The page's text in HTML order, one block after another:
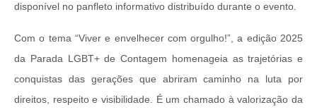
disponível no panfleto informativo distribuído durante o evento.
Com o tema “Viver e envelhecer com orgulho!”, a edição 2025
da Parada LGBT+ de Contagem homenageia as trajetórias e
conquistas das gerações que abriram caminho na luta por
direitos, respeito e visibilidade. É um chamado à valorização da